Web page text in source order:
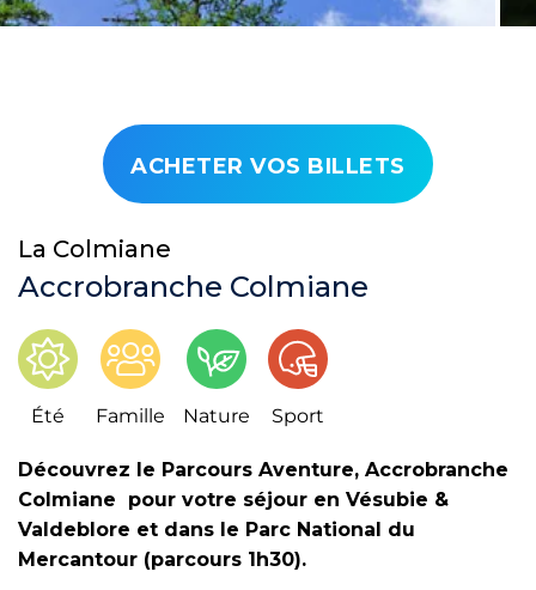
ACHETER VOS BILLETS
La Colmiane
Accrobranche Colmiane
Été Famille Nature Sport
Découvrez le Parcours Aventure, Accrobranche
Colmiane pour votre séjour en Vésubie &
Valdeblore et dans le Parc National du
Mercantour (parcours 1h30).